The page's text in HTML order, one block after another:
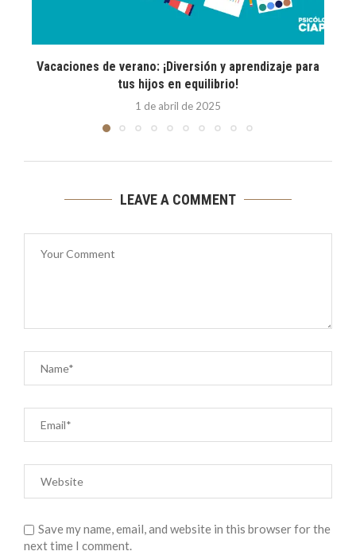
Vacaciones de verano: ¡Diversión y aprendizaje para
tus hijos en equilibrio!
1 de abril de 2025
LEAVE A COMMENT
Save my name, email, and website in this browser for the
next time I comment.